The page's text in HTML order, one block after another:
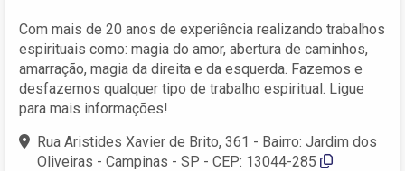
Com mais de 20 anos de experiência realizando trabalhos
espirituais como: magia do amor, abertura de caminhos,
amarração, magia da direita e da esquerda. Fazemos e
desfazemos qualquer tipo de trabalho espiritual. Ligue
para mais informações!
Rua Aristides Xavier de Brito, 361 - Bairro: Jardim dos
Oliveiras - Campinas - SP - CEP: 13044-285